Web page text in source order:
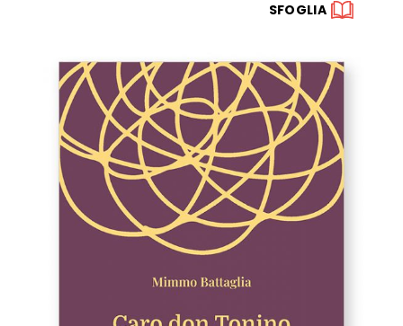
SFOGLIA
galleria
immagini